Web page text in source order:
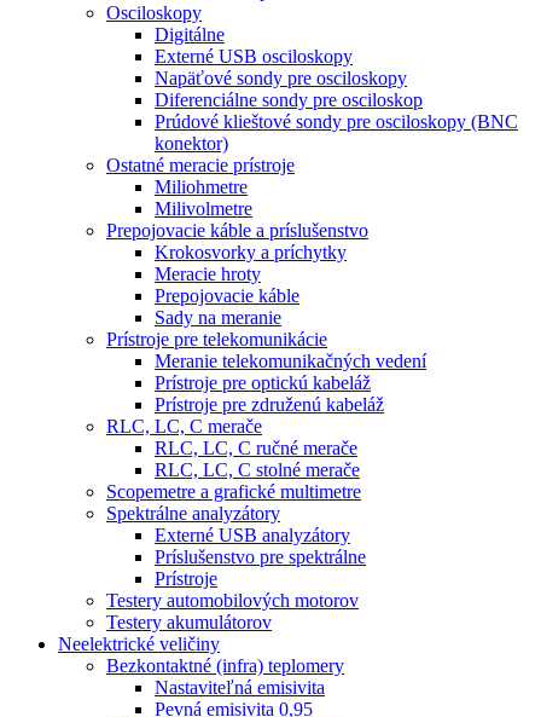
Osciloskopy
Digitálne
Externé USB osciloskopy
Napäťové sondy pre osciloskopy
Diferenciálne sondy pre osciloskop
Prúdové klieštové sondy pre osciloskopy (BNC
konektor)
Ostatné meracie prístroje
Miliohmetre
Milivolmetre
Prepojovacie káble a príslušenstvo
Krokosvorky a príchytky
Meracie hroty
Prepojovacie káble
Sady na meranie
Prístroje pre telekomunikácie
Meranie telekomunikačných vedení
Prístroje pre optickú kabeláž
Prístroje pre združenú kabeláž
RLC, LC, C merače
RLC, LC, C ručné merače
RLC, LC, C stolné merače
Scopemetre a grafické multimetre
Spektrálne analyzátory
Externé USB analyzátory
Príslušenstvo pre spektrálne
Prístroje
Testery automobilových motorov
Testery akumulátorov
Neelektrické veličiny
Bezkontaktné (infra) teplomery
Nastaviteľná emisivita
Pevná emisivita 0,95